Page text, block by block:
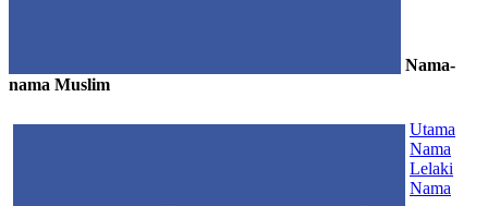
Nama-
nama Muslim
Utama
Nama
Lelaki
Nama